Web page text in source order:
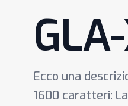
Ecco una
1600 caratteri: